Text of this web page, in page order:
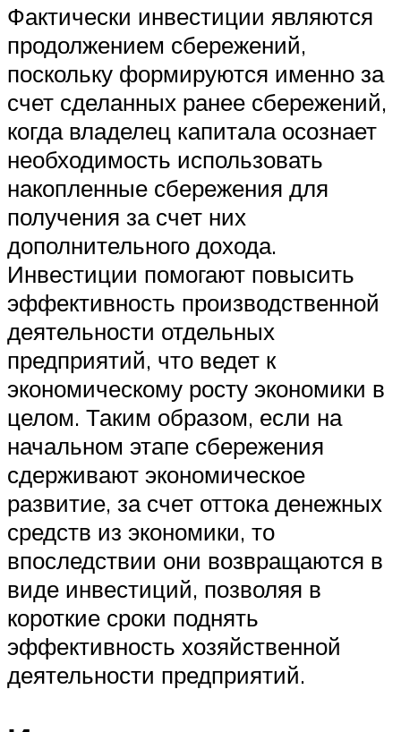
Фактически инвестиции являются
продолжением сбережений,
поскольку формируются именно за
счет сделанных ранее сбережений,
когда владелец капитала осознает
необходимость использовать
накопленные сбережения для
получения за счет них
дополнительного дохода.
Инвестиции помогают повысить
эффективность производственной
деятельности отдельных
предприятий, что ведет к
экономическому росту экономики в
целом. Таким образом, если на
начальном этапе сбережения
сдерживают экономическое
развитие, за счет оттока денежных
средств из экономики, то
впоследствии они возвращаются в
виде инвестиций, позволяя в
короткие сроки поднять
эффективность хозяйственной
деятельности предприятий.